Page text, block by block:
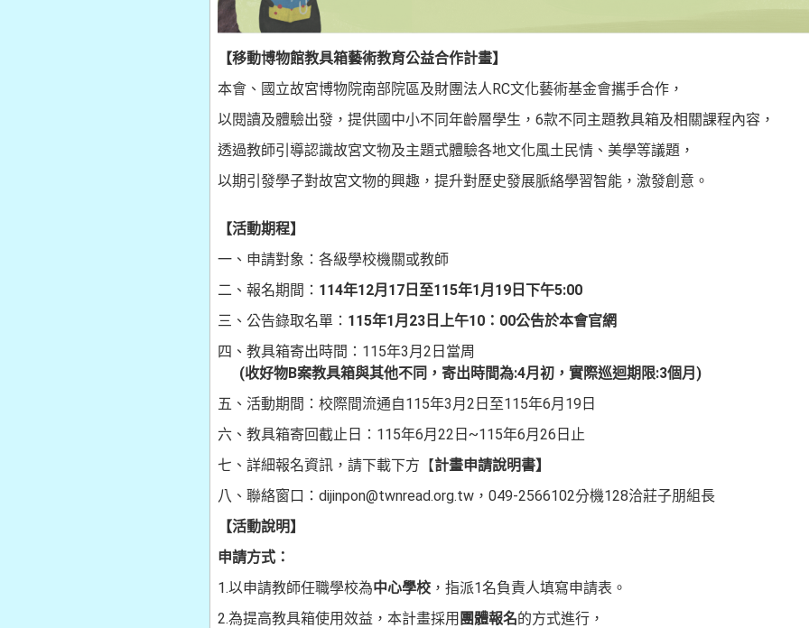
【移動博物館教具箱藝術教育公益合作計畫】
本會、國立故宮博物院南部院區及財團法人RC文化藝術基金會攜手合作，
以閱讀及體驗出發，提供國中小不同年齡層學生，6款不同主題教具箱及相關課程內容，
透過教師引導認識故宮文物及主題式體驗各地文化風土民情、美學等議題，
以期引發學子對故宮文物的興趣，提升對歷史發展脈絡學習智能，激發創意。
【活動期程】
一、申請對象：各級學校機關或教師
二、報名期間： 114年12月17日至115年1月19日下午5:00
三、公告錄取名單： 115年1月23日上午10：00公告於本會官網
四、教具箱寄出時間：115年3月2日當周
(收好物B案教具箱與其他不同，寄出時間為:4月初，實際巡迴期限:3個月)
五、活動期間：校際間流通自115年3月2日至115年6月19日
六、教具箱寄回截止日：115年6月22日~115年6月26日止
七、詳細報名資訊，請下載下方【計畫申請說明書】
八、聯絡窗口：dijinpon@twnread.org.tw，049-2566102分機128洽莊子朋組長
【活動說明】
申請方式：
1.以申請教師任職學校為中心學校 ，指派1名負責人填寫申請表。
2.為提高教具箱使用效益，本計畫採用 團體報名的方式進行，